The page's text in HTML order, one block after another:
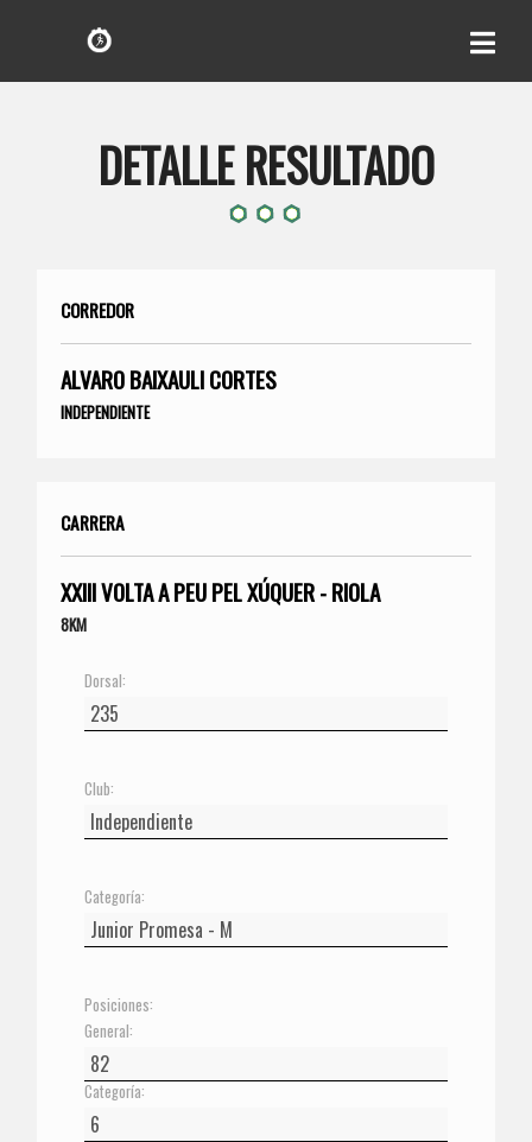
DETALLE RESULTADO
CORREDOR
ALVARO BAIXAULI CORTES
INDEPENDIENTE
CARRERA
XXIII VOLTA A PEU PEL XÚQUER - RIOLA
8KM
Dorsal:
Club:
Categoría:
Posiciones:
General:
Categoría: